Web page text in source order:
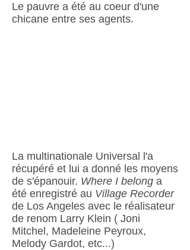
Le pauvre a été au coeur d'une
chicane entre ses agents.
La multinationale Universal l'a
récupéré et lui a donné les moyens
de s'épanouir. Where I belong a
été enregistré au Village Recorder
de Los Angeles avec le réalisateur
de renom Larry Klein ( Joni
Mitchel, Madeleine Peyroux,
Melody Gardot, etc...)